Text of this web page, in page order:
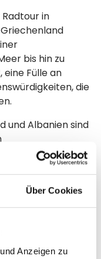
Über Cookies
Anzeigen zu
Radtour in
bis hin zu
Fülle an
die
und Albanien sind
auf ihre Kosten.
sýntomaund